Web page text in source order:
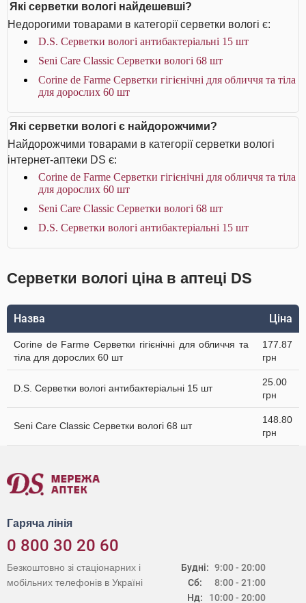
Які серветки вологі найдешевші?
Недорогими товарами в категорії серветки вологі є:
D.S. Серветки вологі антибактеріальні 15 шт
Seni Care Classic Серветки вологі 68 шт
Corine de Farme Серветки гігієнічні для обличчя та тіла
для дорослих 60 шт
Які серветки вологі є найдорожчими?
Найдорожчими товарами в категорії серветки вологі
інтернет-аптеки DS є:
Corine de Farme Серветки гігієнічні для обличчя та тіла
для дорослих 60 шт
Seni Care Classic Серветки вологі 68 шт
D.S. Серветки вологі антибактеріальні 15 шт
Серветки вологі ціна в аптеці DS
Назва Ціна
Corine de Farme Серветки гігієнічні для обличчя та
тіла для дорослих 60 шт
177.87
грн
D.S. Серветки вологі антибактеріальні 15 шт
25.00
грн
Seni Care Classic Серветки вологі 68 шт
148.80
грн
Гаряча лінія
0 800 30 20 60
Будні:
Сб:
Нд:
9:00 - 20:00
8:00 - 21:00
10:00 - 20:00
Безкоштовно зі стаціонарних і
мобільних телефонів в Україні